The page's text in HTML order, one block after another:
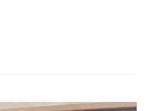
共七大系列百余个单品，满